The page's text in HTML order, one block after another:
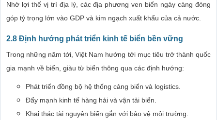
Nhờ lợi thế vị trí địa lý, các địa phương ven biển ngày càng đóng
góp tỷ trọng lớn vào GDP và kim ngạch xuất khẩu của cả nước.
2.8 Định hướng phát triển kinh tế biển bền vững
Trong những năm tới, Việt Nam hướng tới mục tiêu trở thành quốc
gia mạnh về biển, giàu từ biển thông qua các định hướng:
Phát triển đồng bộ hệ thống cảng biển và logistics.
Đẩy mạnh kinh tế hàng hải và vận tải biển.
Khai thác tài nguyên biển gắn với bảo vệ môi trường.